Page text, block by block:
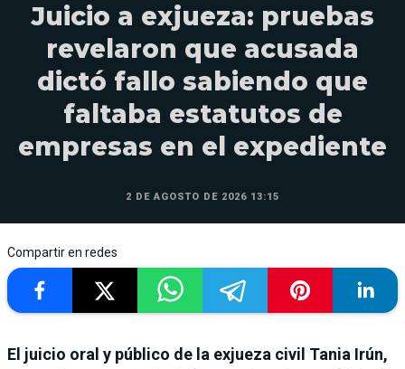
Juicio a exjueza: pruebas
revelaron que acusada
dictó fallo sabiendo que
faltaba estatutos de
empresas en el expediente
2 DE AGOSTO DE 2026 13:15
Compartir en redes
El juicio oral y público de la exjueza civil Tania Irún,